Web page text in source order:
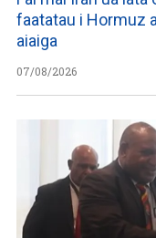
faatatau i Hormuz
aiaiga
07/08/2026